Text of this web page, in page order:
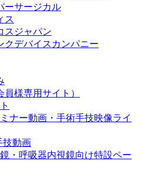
ーサージカル
ス
スジャパン
クデバイスカンパニー
様専用サイト）
ナー動画・手術手技映像ライ
技動画
・呼吸器内視鏡向け特設ペー